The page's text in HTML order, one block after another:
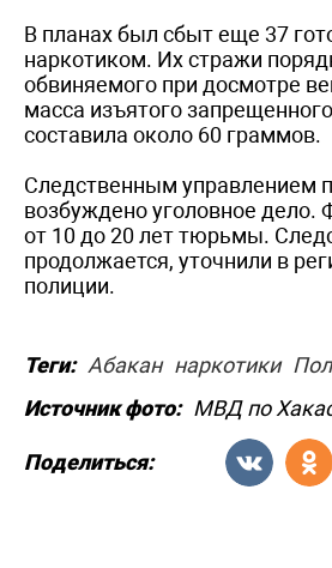
В планах был сбыт еще 37
наркотиком. Их стражи
обвиняемого при досмотре
масса изъятого
составила около 60 граммов.
Следственным управлением
возбуждено уголовное дело.
от 10 до 20 лет тюрьмы.
продолжается, уточнили в
полиции.
Теги: Абакан наркотики
Источник фото: МВД по
Поделиться: